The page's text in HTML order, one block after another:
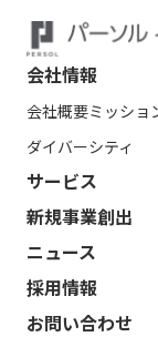
会社情報
会社概要ミッショ
ダイバーシティ
サービス
新規事業創出
ニュース
採用情報
お問い合わせ